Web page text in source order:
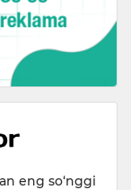
eng so‘nggi